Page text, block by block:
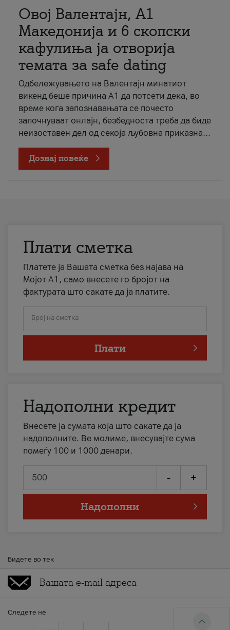
Овој Валентајн, A1
Македонија и 6 скопски
кафулиња ја отворија
темата за safe dating
Одбележувањето на Валентајн минатиот
викенд беше причина А1 да потсети дека, во
време кога запознавањата се почесто
започнуваат онлајн, безбедноста треба да биде
неизоставен дел од секоја љубовна приказна...
Дознај повеќе
Плати сметка
Платете ја Вашата сметка без најава на
Мојот А1, само внесете го бројот на
фактурата што сакате да ја платите.
Број на сметка
Плати
Надополни кредит
Внесете ја сумата која што сакате да ја
надополните. Ве молиме, внесувајте сума
помеѓу 100 и 1000 денари.
- +
Надополни
Бидете во тек
Следете нè